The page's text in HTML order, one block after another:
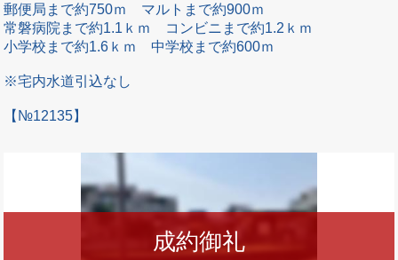
郵便局まで約750ｍ マルトまで約900ｍ
常磐病院まで約1.1ｋｍ コンビニまで約1.2ｋｍ
小学校まで約1.6ｋｍ 中学校まで約600ｍ
※宅内水道引込なし
【№12135】